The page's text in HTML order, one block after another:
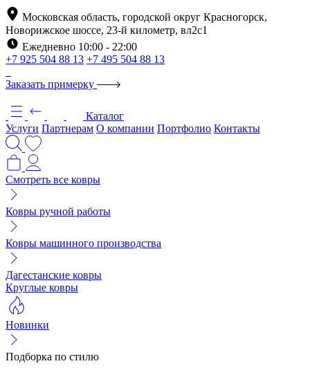
Московская область, городской округ Красногорск,
Новорижское шоссе, 23-й километр, вл2с1
Ежедневно 10:00 - 22:00
+7 925 504 88 13 +7 495 504 88 13
Заказать примерку
Каталог
Услуги Партнерам О компании Портфолио Контакты
Смотреть все ковры
Ковры ручной работы
Ковры машинного производства
Дагестанские ковры
Круглые ковры
Новинки
Подборка по стилю